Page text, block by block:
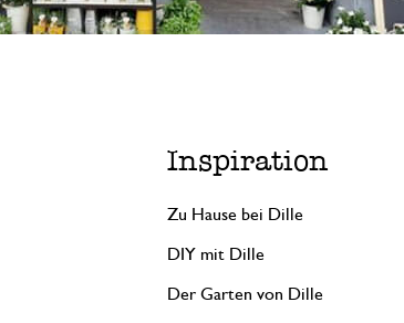
Inspiration
Zu Hause bei Dille
DIY mit Dille
Der Garten von Dille